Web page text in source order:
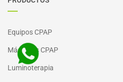
Equipos CPAP
Máscaras CPAP
Luminoterapia